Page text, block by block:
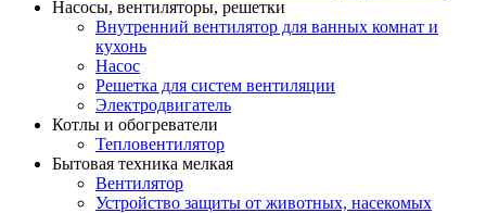
Насосы, вентиляторы, решетки
Внутренний вентилятор для ванных комнат и
кухонь
Насос
Решетка для систем вентиляции
Электродвигатель
Котлы и обогреватели
Тепловентилятор
Бытовая техника мелкая
Вентилятор
Устройство защиты от животных, насекомых